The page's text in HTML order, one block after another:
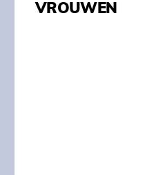
VROUWEN